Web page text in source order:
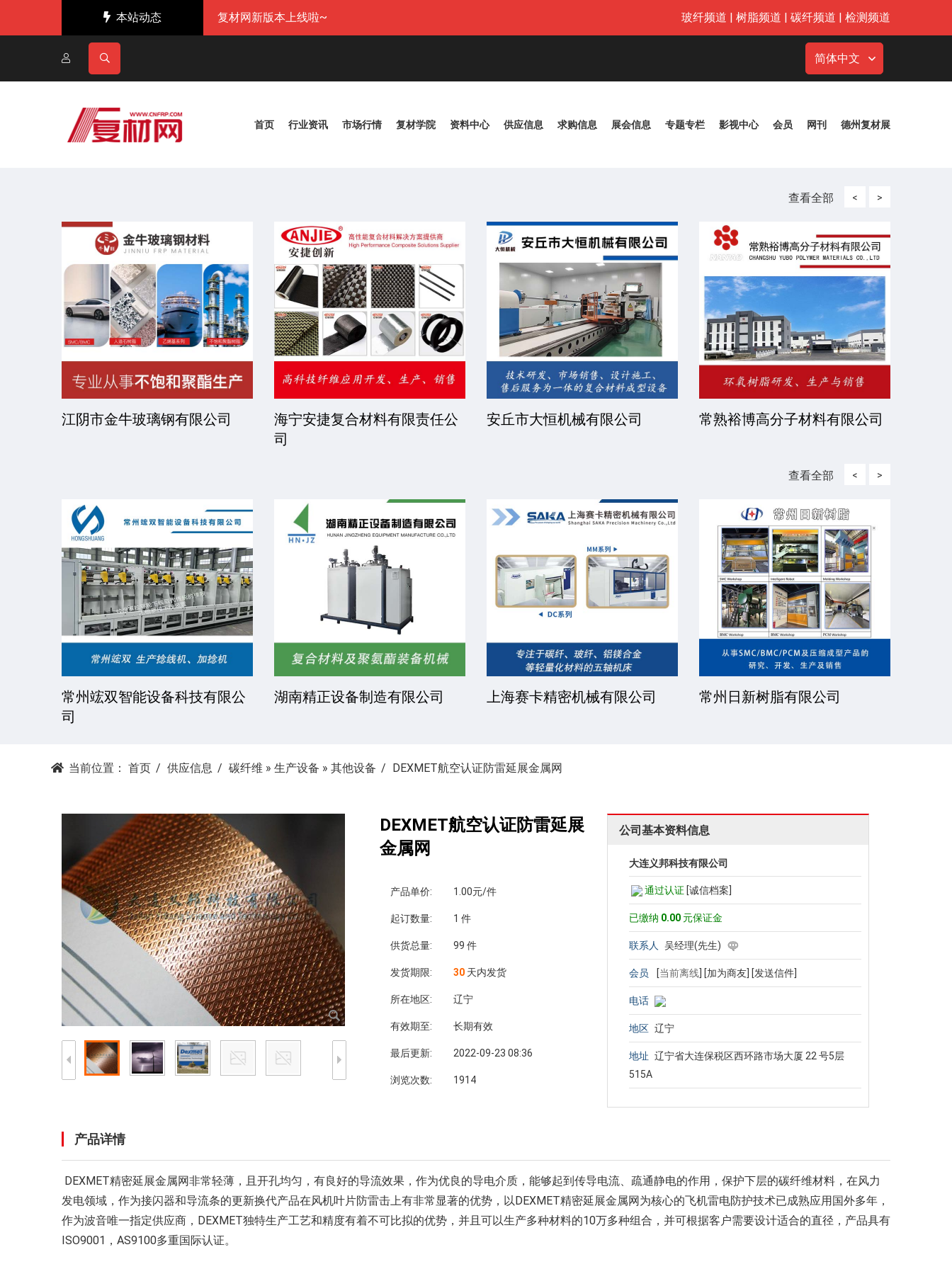
本站动态 复材网新版本上线啦~ 玻纤频道 | 树脂频道 | 碳纤频道 | 检测频道
简体中文
首页 行业资讯 市场行情 复材学院 资料中心 供应信息 求购信息 展会信息 专题专栏 影视中心 会员 网刊 德州复材展
查看全部 <
江阴市金牛玻璃钢有限公司
海宁安捷复合材料有限责任公
司
安丘市大恒机械有限公司 常熟裕博高分子材料有限公司
>
查看全部 <
常州竤双智能设备科技有限公
司
湖南精正设备制造有限公司 上海赛卡精密机械有限公司 常州日新树脂有限公司
>
当前位置： 首页 供应信息 碳纤维 » 生产设备 » 其他设备 DEXMET航空认证防雷延展金属网
DEXMET航空认证防雷延展
金属网
产品单价: 1.00元/件
起订数量: 1 件
供货总量: 99 件
发货期限: 30 天内发货
所在地区: 辽宁
有效期至: 长期有效
最后更新: 2022-09-23 08:36
浏览次数: 1914
公司基本资料信息
大连义邦科技有限公司
通过认证 [诚信档案]
已缴纳 0.00 元保证金
联系人 吴经理(先生)
会员 [当前离线 [加为商友] [发送信件]
电话
地区 辽宁
地址 辽宁省大连保税区西环路市场大厦 22 号5层
515A
产品详情
DEXMET精密延展金属网非常轻薄，且开孔均匀，有良好的导流效果，作为优良的导电介质，能够起到传导电流、疏通静电的作用，保护下层的碳纤维材料，在风力
发电领域，作为接闪器和导流条的更新换代产品在风机叶片防雷击上有非常显著的优势，以DEXMET精密延展金属网为核心的飞机雷电防护技术已成熟应用国外多年，
作为波音唯一指定供应商，DEXMET独特生产工艺和精度有着不可比拟的优势，并且可以生产多种材料的10万多种组合，并可根据客户需要设计适合的直径，产品具有
ISO9001，AS9100多重国际认证。